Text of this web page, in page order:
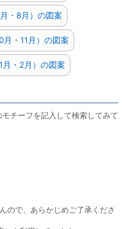
・8月）の図案
月・11月）の図案
月・2月）の図案
モチーフを記入して検索してみて
ので、あらかじめご了承くださ